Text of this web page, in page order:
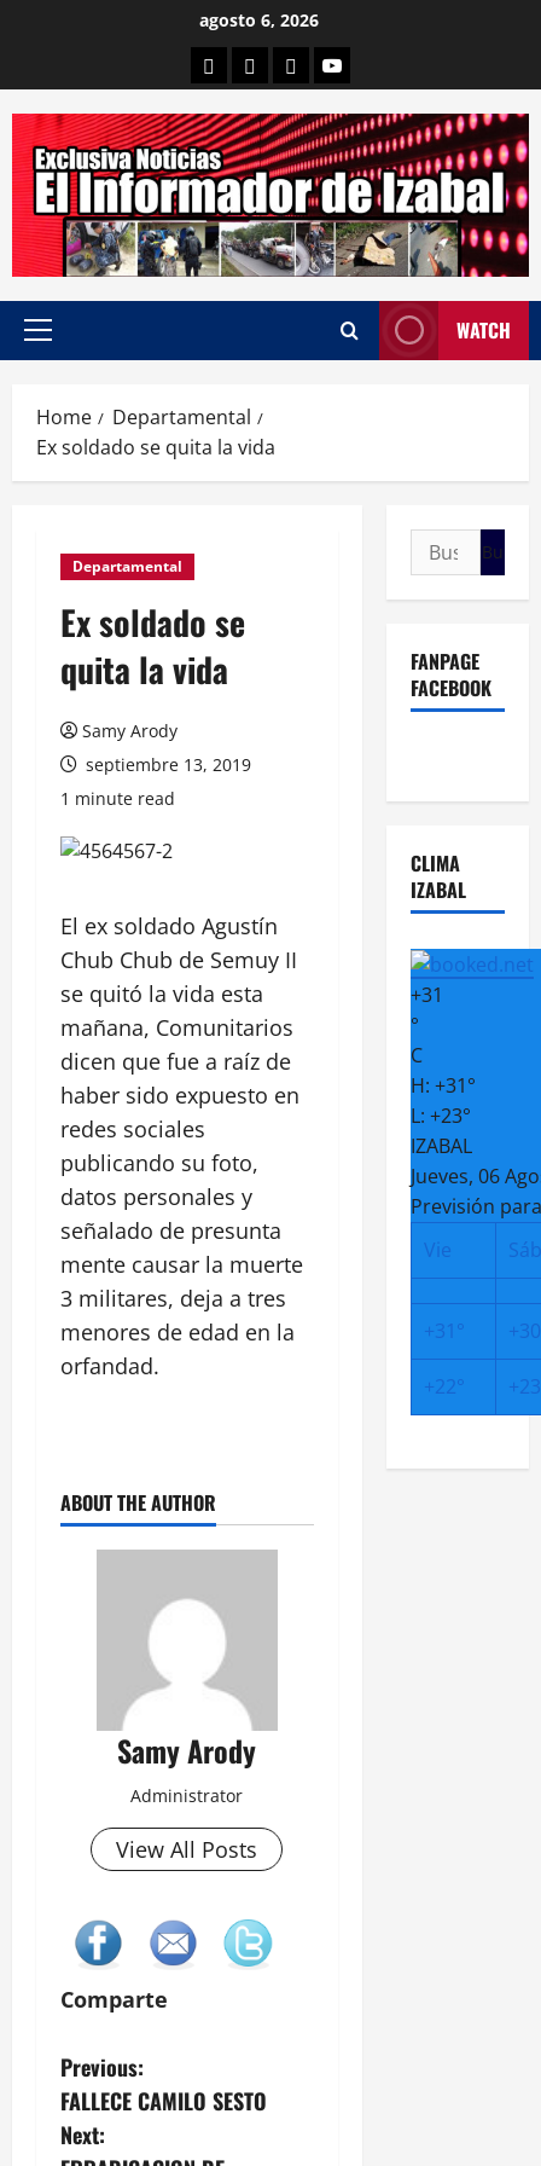
agosto 6, 2026
Departamental
Nacionales
Internacional
Canal
Primary
WATCH
Home
Departamental
Ex soldado se quita la vida
Departamental
Ex soldado se
quita la vida
Samy Arody
septiembre 13, 2019
1 minute read
El ex soldado Agustín
Chub Chub de Semuy II
se quitó la vida esta
mañana, Comunitarios
dicen que fue a raíz de
haber sido expuesto en
redes sociales
publicando su foto,
datos personales y
señalado de presunta
mente causar la muerte
3 militares, deja a tres
menores de edad en la
orfandad.
ABOUT THE AUTHOR
Samy Arody
Administrator
View All Posts
Comparte
P
o
Previous:
FALLECE CAMILO SESTO
Next:
Buscar:
FANPAGE
FACEBOOK
CLIMA
IZABAL
+31
°
C
H: +31°
L: +23°
IZABAL
Jueves, 06
Previsión
Vie
Sáb
+31° +
+22° +